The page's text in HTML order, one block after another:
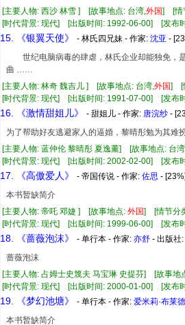
[主要人物: 西沙 林雪 ] [故事地点: 台湾,外国] [情
[时代背景: 现代] [出版时间: 1992-06-00] [发
15. 《银翼天使》 - 林氏四兄妹 - 作家: 沈亚 -
世纪电脑病毒的肆虐，林氏企业却能独免，
曲 ……
[主要人物: 林奇 魏吉儿 ] [故事地点: 台湾,外国] [
[时代背景: 现代] [出版时间: 1991-07-00] [发
16. 《激情甜姐儿》 - 甜姐儿 - 作家: 唐浣纱 -
为了帮助好友逃避家人的逼婚，黎晴彤勉为其难
[主要人物: 蓝仲伦 黎晴彤 夏逸薰] [故事地点: 台
[时代背景: 现代] [出版时间: 2002-02-00] [发
17. 《高傲爱人》 - 帝国传说 - 作家: 佐思 - [23%]
本书暂缺简介
[主要人物: 帝吒 邓婕 ] [故事地点: 外国] [情节分
[时代背景: 现代] [出版时间: 1999-06-00] [发
18. 《蔷薇泡沫》 - 单行本 - 作家: 亦舒 - 出版社:
蔷薇泡沫
[主要人物: 占姆士史篾夫 马宝琳 史提芬] [故事地
[时代背景: 现代] [出版时间: 2000-01-00] [发
19. 《梦幻池塘》 - 单行本 - 作家: 爱米莉·布莱
本书暂缺简介